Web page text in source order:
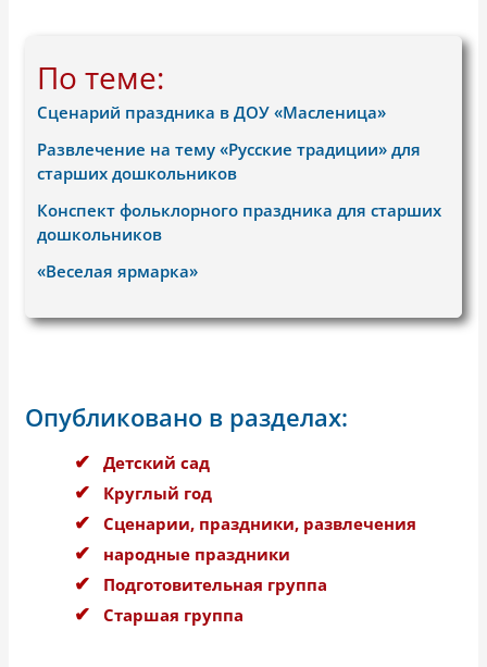
По теме:
Сценарий праздника в ДОУ «Масленица»
Развлечение на тему «Русские традиции» для
старших дошкольников
Конспект фольклорного праздника для старших
дошкольников
«Веселая ярмарка»
Опубликовано в разделах:
Детский сад
Круглый год
Сценарии, праздники, развлечения
народные праздники
Подготовительная группа
Старшая группа